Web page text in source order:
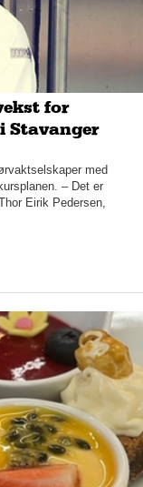
for
Stavanger
med
– Det er
Eirik Pedersen,